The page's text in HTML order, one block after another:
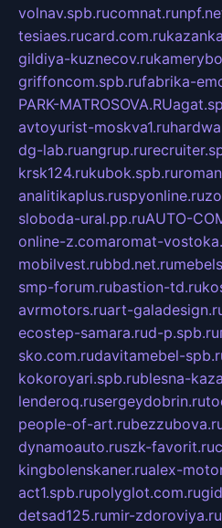
volnav.spb.rucomnat.ru
tesiaes.rucard.com.ru
gildiya-kuznecov.ru
griffoncom.spb.rufabrika-
PARK-MATROSOVA.RU
avtoyurist-moskva1.ru
dg-lab.ruangrup.ru
krsk124.rukubok.spb.ru
analitikaplus.ruspyonline.ru
sloboda-ural.pp.ruAUTO-
online-z.comaromat-
mobilvest.rubbd.net.ru
smp-forum.rubastion-td.ru
avrmotors.ruart-
ecostep-samara.rud-p.spb.ru
sko.com.rudavitamebel-
kokoroyari.spb.rublesna-
lenderoq.rusergeydobrin.ru
people-of-art.ru
dynamoauto.ruszk-favorit.ru
kingbolenskaner.rualex-
act1.spb.rupolyglot.com.ru
detsad125.rumir-zdoroviya.ru